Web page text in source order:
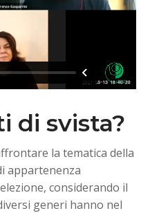
di svista?
la tematica della
appartenenza
considerando il
generi hanno nel